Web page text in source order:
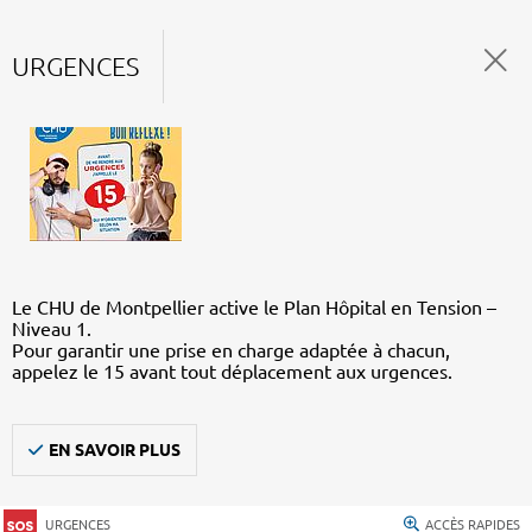
URGENCES
Le CHU de Montpellier active le Plan Hôpital en Tension –
Niveau 1.
Pour garantir une prise en charge adaptée à chacun,
appelez le 15 avant tout déplacement aux urgences.
EN SAVOIR PLUS
URGENCES ACCÈS RAPIDES